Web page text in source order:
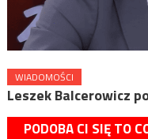
WIADOMOŚCI
Leszek Balcerowicz
PODOBA CI SIĘ TO